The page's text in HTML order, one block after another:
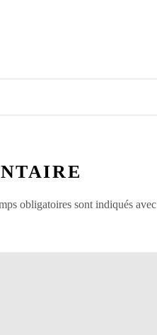
obligatoires sont indiqués avec